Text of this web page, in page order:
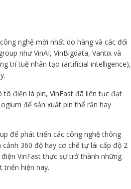
nghệ mới nhất do hãng và các đối
như VinAI, VinBigdata, Vantix và
trí tuệ nhân tạo (artificial intelligence),
điện là pin, VinFast đã liên tục đạt
để sản xuất pin thể rắn hay
để phát triển các công nghệ thông
360 độ hay cơ chế tự lái cấp độ 2
VinFast thực sự trở thành những
triển hiện nay.